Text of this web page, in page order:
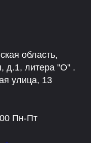
область,
д.1, литера "О" .
улица, 13
Пн-Пт